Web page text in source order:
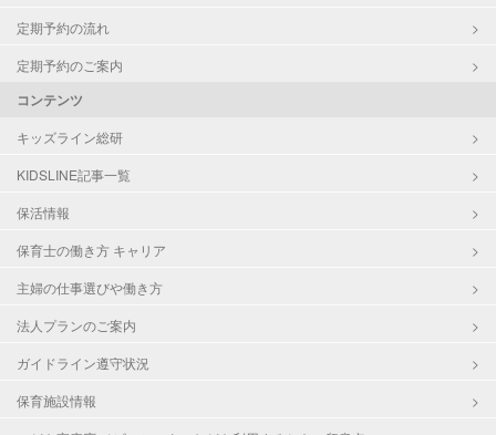
定期予約の流れ
定期予約のご案内
コンテンツ
キッズライン総研
KIDSLINE記事一覧
保活情報
保育士の働き方 キャリア
主婦の仕事選びや働き方
法人プランのご案内
ガイドライン遵守状況
保育施設情報